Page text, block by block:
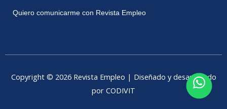
Quiero comunicarme con Revista Empleo
Copyright © 2026 Revista Empleo | Diseñado y desarrollado
por CODIVIT